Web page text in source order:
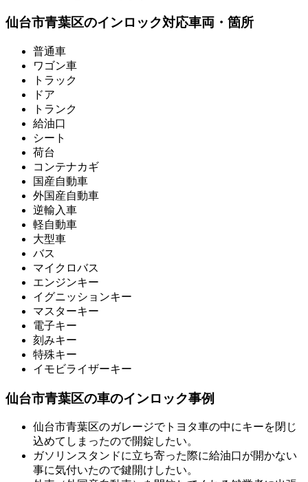
仙台市青葉区のインロック対応車両・箇所
普通車
ワゴン車
トラック
ドア
トランク
給油口
シート
荷台
コンテナカギ
国産自動車
外国産自動車
逆輸入車
軽自動車
大型車
バス
マイクロバス
エンジンキー
イグニッションキー
マスターキー
電子キー
刻みキー
特殊キー
イモビライザーキー
仙台市青葉区の車のインロック事例
仙台市青葉区のガレージでトヨタ車の中にキーを閉じ
込めてしまったので開錠したい。
ガソリンスタンドに立ち寄った際に給油口が開かない
事に気付いたので鍵開けしたい。